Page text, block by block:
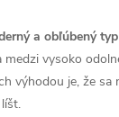
a obľúbený typ
medzi vysoko
výhodou je, že sa